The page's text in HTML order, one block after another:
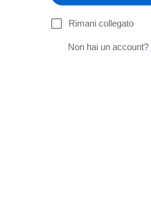
Rimani collegato
Non hai un account?